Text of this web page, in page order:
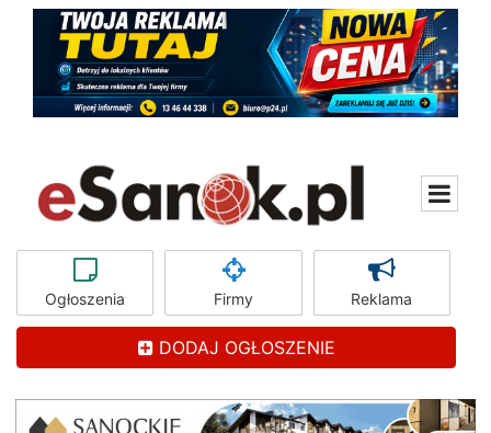
Ogłoszenia Firmy Reklama
DODAJ OGŁOSZENIE